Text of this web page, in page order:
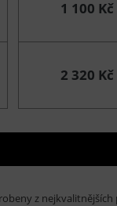
1 100 Kč
2 320 Kč
z